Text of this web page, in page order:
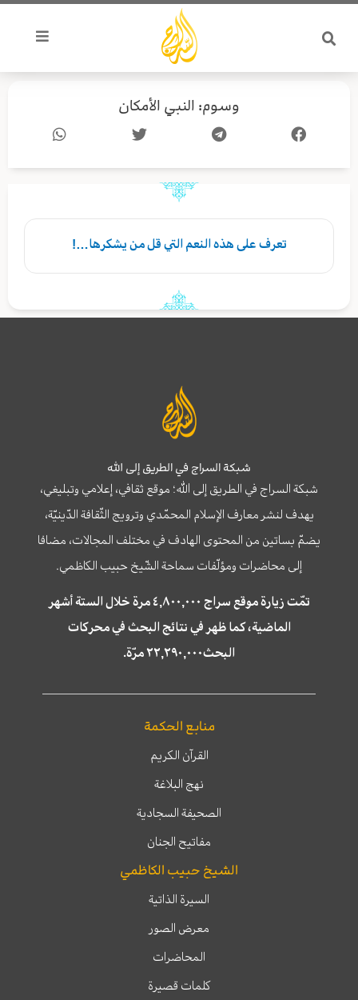
تخطي
المحتوى
وسوم: النبي الأمكان
تعرف على هذه النعم التي قل من يشكرها…!
شبكة السراج في الطريق إلى الله
شبكة السراج في الطريق إلى الله؛ موقع ثقافي، إعلامي وتبليغي،
يهدف لنشر معارف الإسلام المحمّدي وترويج الثّقافة الدّينيّة،
يضمّ بساتين من المحتوى الهادف في مختلف المجالات، مضافا
إلى محاضرات ومؤلّفات سماحة الشّيخ حبيب الكاظمي.
تمّت زيارة موقع سراج ٤,٨٠٠,٠٠٠ مرة خلال الستة أشهر
الماضية، كما ظهر في نتائج البحث في محركات
البحث٢٢,٢٩٠,٠٠٠ مرّة.
منابع الحكمة
القرآن الكريم
نهج البلاغة
الصحيفة السجادية
مفاتيح الجنان
الشيخ حبيب الكاظمي
السيرة الذاتية
معرض الصور
المحاضرات
كلمات قصيرة